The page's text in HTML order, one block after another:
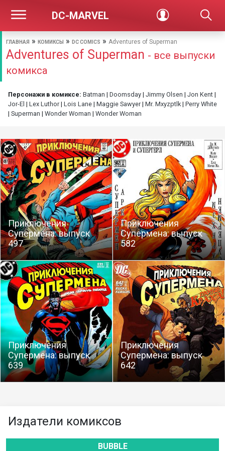
DC-MARVEL
ГЛАВНАЯ » КОМИКСЫ » DC COMICS » Adventures of Superman
Adventures of Superman - все выпуски
комикса
Персонажи в комиксе: Batman | Doomsday | Jimmy Olsen | Jon Kent |
Jor-El | Lex Luthor | Lois Lane | Maggie Sawyer | Mr. Mxyzptlk| Perry White
| Superman | Wonder Woman | Wonder Woman
Приключения
Супермена: выпуск
497
Приключения
Супермена: выпуск
582
Приключения
Супермена: выпуск
639
Приключения
Супермена: выпуск
642
Издатели комиксов
BUBBLE